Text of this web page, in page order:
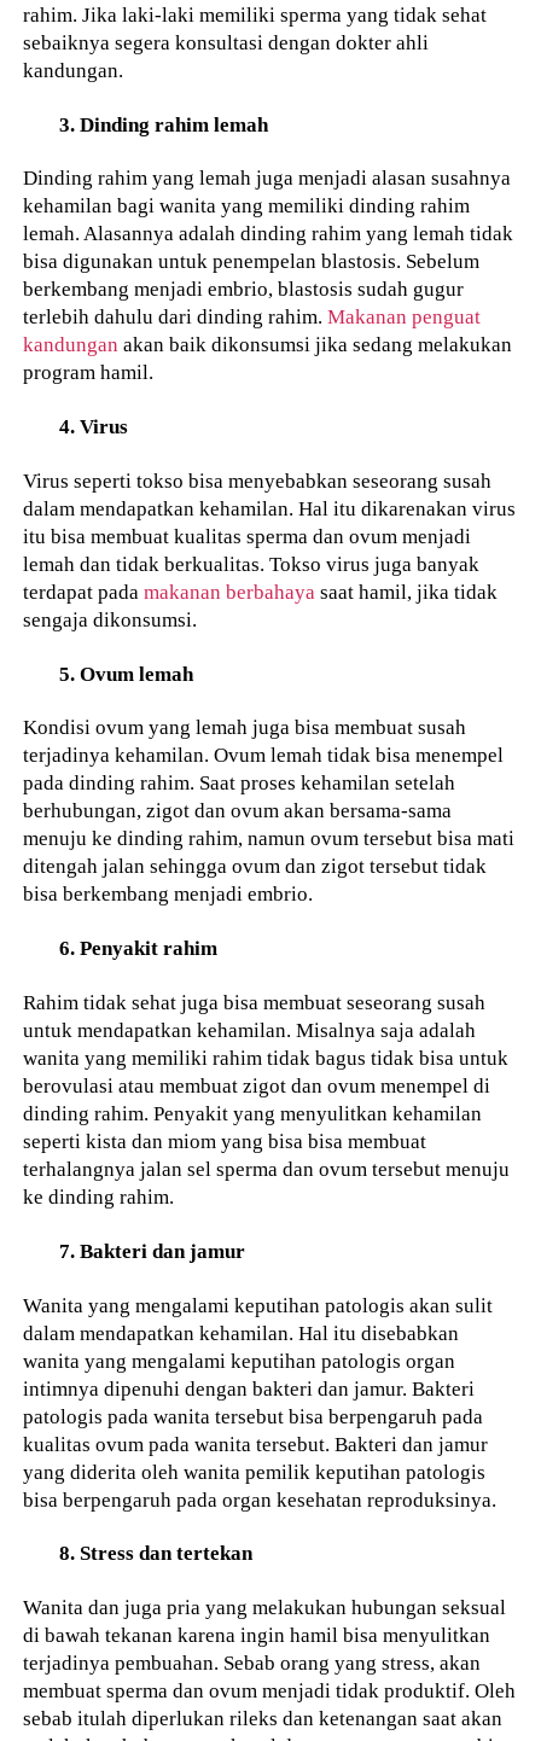
rahim. Jika laki-laki memiliki sperma yang tidak sehat
sebaiknya segera konsultasi dengan dokter ahli
kandungan.
3. Dinding rahim lemah
Dinding rahim yang lemah juga menjadi alasan susahnya
kehamilan bagi wanita yang memiliki dinding rahim
lemah. Alasannya adalah dinding rahim yang lemah tidak
bisa digunakan untuk penempelan blastosis. Sebelum
berkembang menjadi embrio, blastosis sudah gugur
terlebih dahulu dari dinding rahim.Makanan penguat
kandungan akan baik dikonsumsi jika sedang melakukan
program hamil.
4. Virus
Virus seperti tokso bisa menyebabkan seseorang susah
dalam mendapatkan kehamilan. Hal itu dikarenakan virus
itu bisa membuat kualitas sperma dan ovum menjadi
lemah dan tidak berkualitas. Tokso virus juga banyak
terdapat padamakanan berbahaya saat hamil, jika tidak
sengaja dikonsumsi.
5. Ovum lemah
Kondisi ovum yang lemah juga bisa membuat susah
terjadinya kehamilan. Ovum lemah tidak bisa menempel
pada dinding rahim. Saat proses kehamilan setelah
berhubungan, zigot dan ovum akan bersama-sama
menuju ke dinding rahim, namun ovum tersebut bisa mati
ditengah jalan sehingga ovum dan zigot tersebut tidak
bisa berkembang menjadi embrio.
6. Penyakit rahim
Rahim tidak sehat juga bisa membuat seseorang susah
untuk mendapatkan kehamilan. Misalnya saja adalah
wanita yang memiliki rahim tidak bagus tidak bisa untuk
berovulasi atau membuat zigot dan ovum menempel di
dinding rahim. Penyakit yang menyulitkan kehamilan
seperti kista dan miom yang bisa bisa membuat
terhalangnya jalan sel sperma dan ovum tersebut menuju
ke dinding rahim.
7. Bakteri dan jamur
Wanita yang mengalami keputihan patologis akan sulit
dalam mendapatkan kehamilan. Hal itu disebabkan
wanita yang mengalami keputihan patologis organ
intimnya dipenuhi dengan bakteri dan jamur. Bakteri
patologis pada wanita tersebut bisa berpengaruh pada
kualitas ovum pada wanita tersebut. Bakteri dan jamur
yang diderita oleh wanita pemilik keputihan patologis
bisa berpengaruh pada organ kesehatan reproduksinya.
8. Stress dan tertekan
Wanita dan juga pria yang melakukan hubungan seksual
di bawah tekanan karena ingin hamil bisa menyulitkan
terjadinya pembuahan. Sebab orang yang stress, akan
membuat sperma dan ovum menjadi tidak produktif. Oleh
sebab itulah diperlukan rileks dan ketenangan saat akan